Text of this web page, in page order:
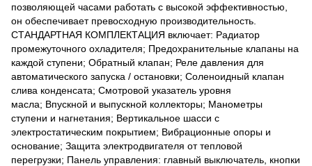
позволяющей часами работать с высокой эффективностью,
он обеспечивает превосходную производительность.
СТАНДАРТНАЯ КОМПЛЕКТАЦИЯ включает: Радиатор
промежуточного охладителя; Предохранительные клапаны на
каждой ступени; Обратный клапан; Реле давления для
автоматического запуска / остановки; Соленоидный клапан
слива конденсата; Смотровой указатель уровня
масла; Впускной и выпускной коллекторы; Манометры
ступени и нагнетания; Вертикальное шасси с
электростатическим покрытием; Вибрационные опоры и
основание; Защита электродвигателя от тепловой
перегрузки; Панель управления: главный выключатель, кнопки